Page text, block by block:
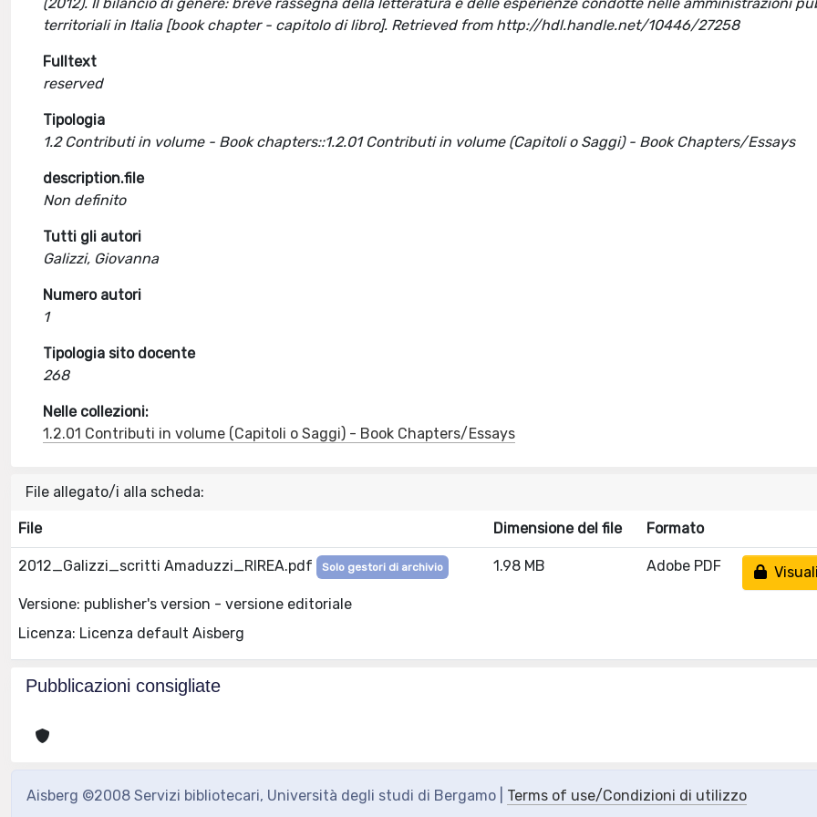
territoriali in Italia [book chapter - capitolo di libro]. Retrieved from http://hdl.handle.net/10446/27258
Fulltext
reserved
Tipologia
1.2 Contributi in volume - Book chapters::1.2.01 Contributi in volume (Capitoli o Saggi) - Book Chapters/Essays
description.file
Non definito
Tutti gli autori
Galizzi, Giovanna
Numero autori
1
Tipologia sito docente
268
Nelle collezioni:
1.2.01 Contributi in volume (Capitoli o Saggi) - Book Chapters/Essays
File allegato/i alla scheda:
File Dimensione del file Formato
2012_Galizzi_scritti Amaduzzi_RIREA.pdf Solo gestori di archivio
Versione: publisher's version - versione editoriale
Licenza: Licenza default Aisberg
1.98 MB Adobe PDF
Pubblicazioni consigliate
Aisberg ©2008 Servizi bibliotecari, Università degli studi di Bergamo | Terms of use/Condizioni di utilizzo